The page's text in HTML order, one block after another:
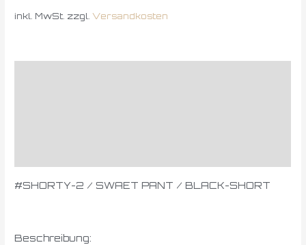
inkl. MwSt. zzgl.Versandkosten
#SHORTY-2 / SWAET PANT / BLACK-SHORT
Beschreibung: